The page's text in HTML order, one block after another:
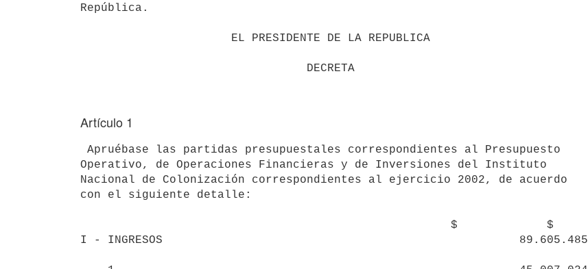
República.
Artículo 1
Operativo, de Operaciones Financieras y de Inversiones del Instituto
Nacional de Colonización correspondientes al ejercicio 2002, de acuerdo
con el siguiente detalle:
I - INGRESOS                                                    89.605.485